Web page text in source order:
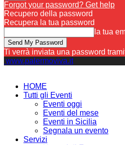
Forgot your password? Get help
Recupero della password
Recupera la tua password
la tua
Ti verrà inviata una password
www.palermoviva.it
HOME
Tutti gli Eventi
Eventi oggi
Eventi del mese
Eventi in Sicilia
Segnala un evento
Servizi